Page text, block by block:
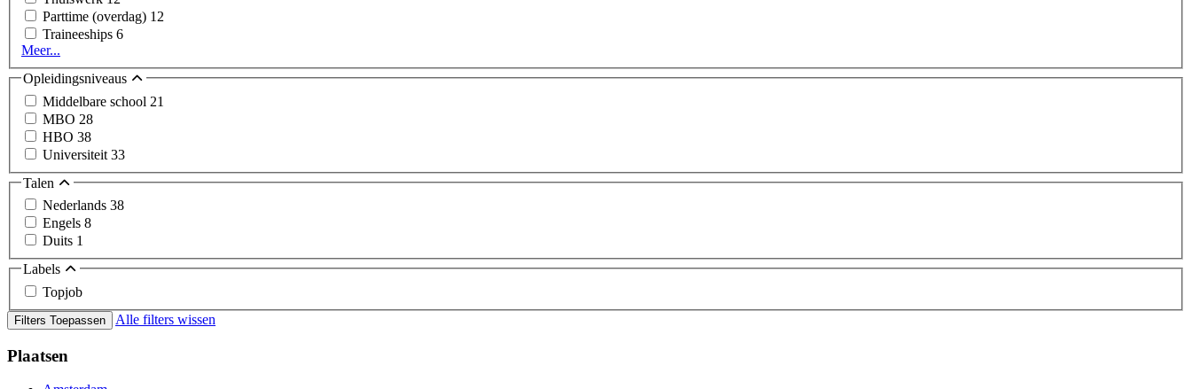
Parttime (overdag) 12
Traineeships 6
Meer...
Opleidingsniveaus
Middelbare school 21
MBO 28
HBO 38
Universiteit 33
Talen
Nederlands 38
Engels 8
Duits 1
Labels
Topjob
Filters Toepassen Alle filters wissen
Plaatsen